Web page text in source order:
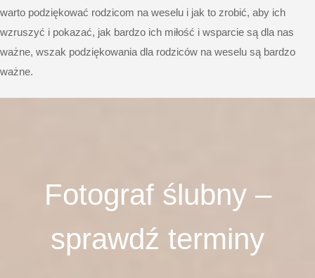
warto podziękować rodzicom na weselu i jak to zrobić, aby ich
wzruszyć i pokazać, jak bardzo ich miłość i wsparcie są dla nas
ważne, wszak podziękowania dla rodziców na weselu są bardzo
ważne.
Fotograf ślubny –
sprawdź terminy